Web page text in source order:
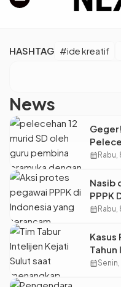
HASHTAG #ide kreatif
News
calendar_month Rabu,
Nasib
PPPK
calendar_month Rabu,
Kasus
Tahun
Sulut
calendar_month